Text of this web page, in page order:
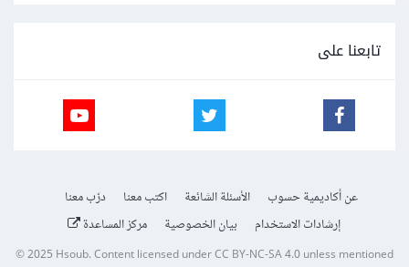
تابعنا على
عن أكاديمية حسوب الأسئلة الشائعة اكتب معنا
درّب معنا
إرشادات الاستخدام
بيان الخصوصية مركز المساعدة
© 2025Hsoub.Content licensed underCC BY-NC-SA 4.0unless mentioned